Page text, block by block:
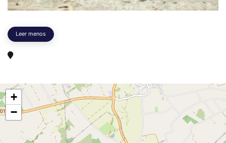
Leer menos
+
−